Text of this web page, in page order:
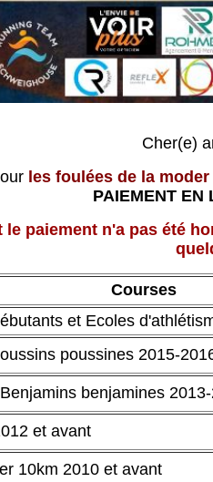
Cher(e)
les foulées de la
PAIEMENT EN
paiement n'a pas été
Courses
et Ecoles
poussines 2015-
benjamines
et avant
10km 2010 et avant